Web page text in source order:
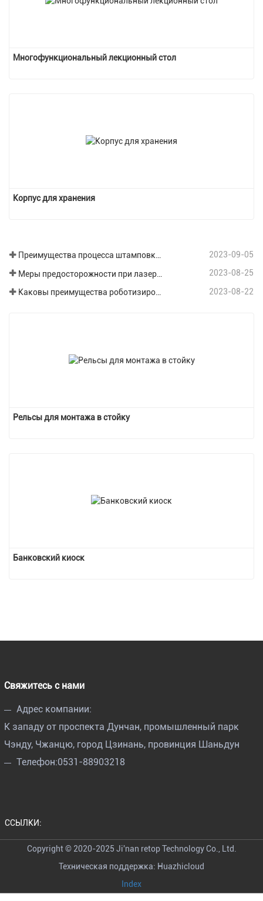
Многофункциональный лекционный стол
Корпус для хранения
Преимущества процесса штамповки листового металла 2023-09-05
2023-08-25
2023-08-22
Рельсы для монтажа в стойку
Банковский киоск
Свяжитесь с нами
Адрес компании:
К западу от проспекта Дунчан, промышленный парк
Чэнду, Чжанцю, город Цзинань, провинция Шаньдун
Телефон:0531-88903218
ССЫЛКИ:
Copyright © 2020-2025 Ji'nan retop Technology Co., Ltd.
Техническая поддержка: Huazhicloud
Index